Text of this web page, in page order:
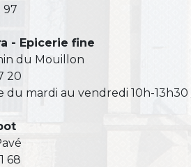
97
- Epicerie fine
du Mouillon
20
mardi au vendredi 10h-13h30
68